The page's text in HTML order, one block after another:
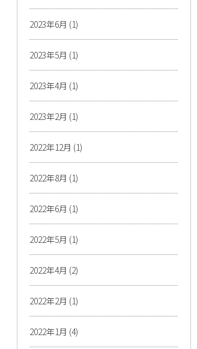
2023年6月 (1)
2023年5月 (1)
2023年4月 (1)
2023年2月 (1)
2022年12月 (1)
2022年8月 (1)
2022年6月 (1)
2022年5月 (1)
2022年4月 (2)
2022年2月 (1)
2022年1月 (4)